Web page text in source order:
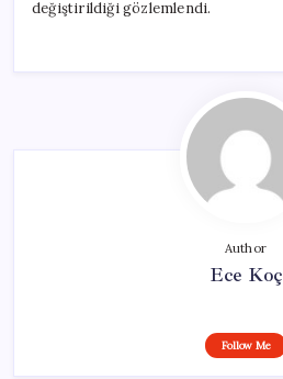
değiştirildiği gözlemlendi.
Author
Ece Koç
Follow Me